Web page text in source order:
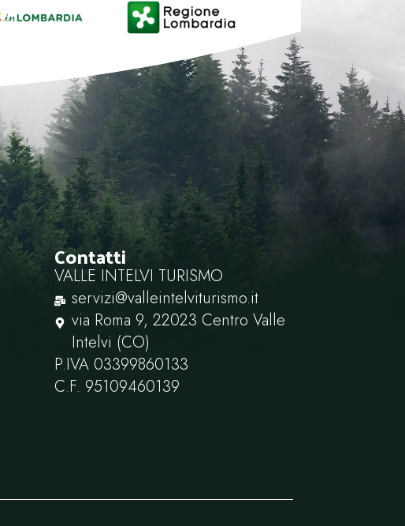
Contatti
VALLE INTELVI TURISMO
servizi@valleintelviturismo.it
via Roma 9, 22023 Centro Valle
Intelvi (CO)
P.IVA ‭03399860133‬
C.F. ‭95109460139